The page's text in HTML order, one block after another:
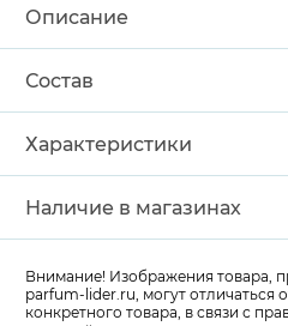
Описание
Состав
Характеристики
Наличие в магазинах
Внимание! Изображения товара,
parfum-lider.ru, могут отличаться
конкретного товара, в связи с